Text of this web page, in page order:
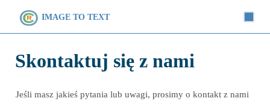
IMAGE TO TEXT
Skontaktuj się z nami
Jeśli masz jakieś pytania lub uwagi, prosimy o kontakt z nami